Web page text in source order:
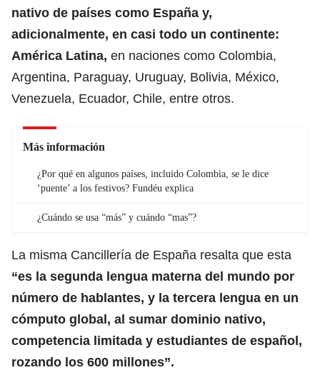
nativo de países como España y,
adicionalmente, en casi todo un continente:
América Latina, en naciones como Colombia,
Argentina, Paraguay, Uruguay, Bolivia, México,
Venezuela, Ecuador, Chile, entre otros.
Más información
¿Por qué en algunos países, incluido Colombia, se le dice
‘puente’ a los festivos? Fundéu explica
¿Cuándo se usa “más” y cuándo “mas”?
La misma Cancillería de España resalta que esta
“es la segunda lengua materna del mundo por
número de hablantes, y la tercera lengua en un
cómputo global, al sumar dominio nativo,
competencia limitada y estudiantes de español,
rozando los 600 millones”.